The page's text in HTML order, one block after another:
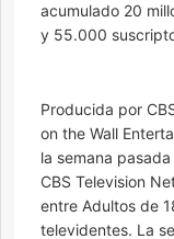
acumulado 20
y 55.000
Producida por
on the Wall
la semana
CBS Television
entre Adultos de
televidentes. La